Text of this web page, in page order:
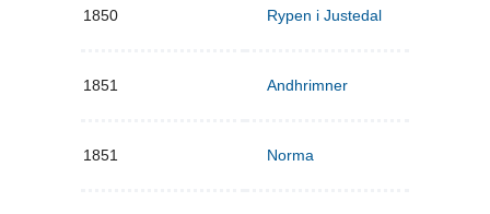
1850 Rypen i Justedal
1851 Andhrimner
1851 Norma